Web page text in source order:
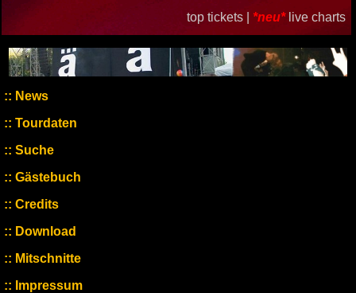
top tickets | *neu* live charts
News
Tourdaten
Suche
Gästebuch
Credits
Download
Mitschnitte
Impressum